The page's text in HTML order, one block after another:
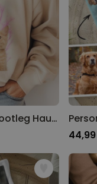
Personalisierbarer Bootleg Haustier Pullover